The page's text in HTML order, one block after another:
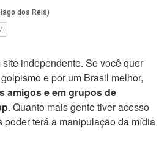
site independente. Se você quer
e por um Brasil melhor,
amigos e em grupos de
. Quanto mais gente tiver acesso
poder terá a manipulação da mídia